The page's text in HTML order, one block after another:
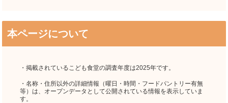
本ページについて
・掲載されているこども食堂の調査年度は2025年です。
・名称・住所以外の詳細情報（曜日・時間・フードパントリー有無
等）は、オープンデータとして公開されている情報を表示していま
す。